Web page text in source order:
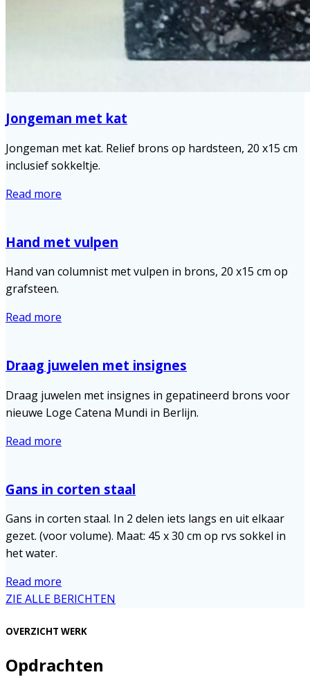
Jongeman met kat
Jongeman met kat. Relief brons op hardsteen, 20 x15 cm
inclusief sokkeltje.
Read more
Hand met vulpen
Hand van columnist met vulpen in brons, 20 x15 cm op
grafsteen.
Read more
Draag juwelen met insignes
Draag juwelen met insignes in gepatineerd brons voor
nieuwe Loge Catena Mundi in Berlijn.
Read more
Gans in corten staal
Gans in corten staal. In 2 delen iets langs en uit elkaar
gezet. (voor volume). Maat: 45 x 30 cm op rvs sokkel in
het water.
Read more
ZIE ALLE BERICHTEN
OVERZICHT WERK
Opdrachten